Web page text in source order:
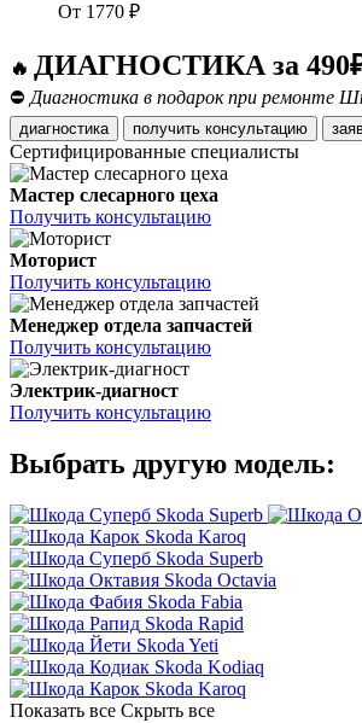
От 1770 ₽
🔥 ДИАГНОСТИКА за 490₽
⛔ Диагностика в подарок при ремонте
диагностика получить консультацию
Сертифицированные специалисты
Мастер слесарного цеха
Получить консультацию
Моторист
Получить консультацию
Менеджер отдела запчастей
Получить консультацию
Электрик-диагност
Получить консультацию
Выбрать другую модель:
Skoda Superb
Skoda Karoq
Skoda Superb
Skoda Octavia
Skoda Fabia
Skoda Rapid
Skoda Yeti
Skoda Kodiaq
Skoda Karoq
Показать все Скрыть все